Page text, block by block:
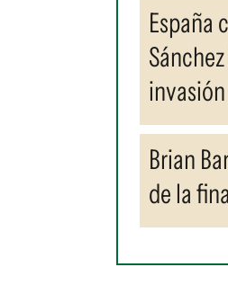
España
Brian
de la